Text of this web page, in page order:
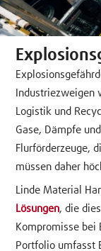
Industriezweigen
Logistik und
Gase, Dämpfe
Flurförderzeuge,
müssen daher
Linde Material
Lösungen, die
Kompromisse bei
Portfolio umfasst